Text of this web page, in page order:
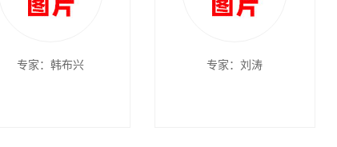
专家：韩布兴 专家：刘涛